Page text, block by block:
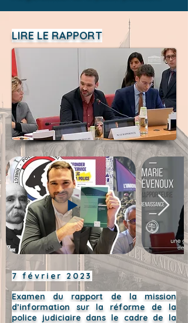
LIRE LE RAPPORT
7 février 2023
Examen du rapport de la mission
d’information sur la réforme de la
police judiciaire dans le cadre de la